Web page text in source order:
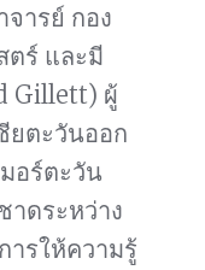
ารย์ กอง
ร์ และมี
Gillett) ผู้
ยตะวันออก
อร์ตะวัน
ดระหว่าง
ารให้ความรู้